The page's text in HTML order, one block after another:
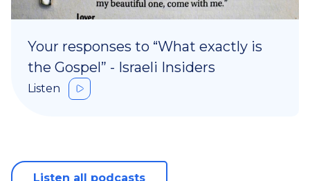
Your responses to “What exactly is
the Gospel” - Israeli Insiders
Listen
Listen all podcasts